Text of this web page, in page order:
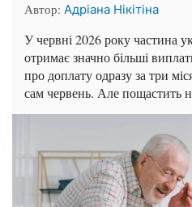
Автор: Адріана Нікітіна
У червні 2026 року частина
отримає значно більші
про доплату одразу за три
сам червень. Але пощастить